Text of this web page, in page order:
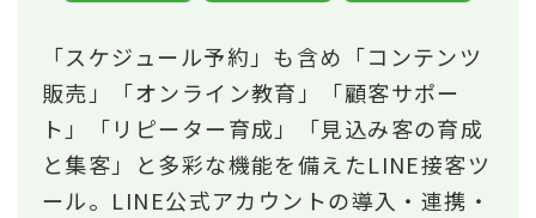
「スケジュール予約」も含め「コンテンツ
販売」「オンライン教育」「顧客サポー
ト」「リピーター育成」「見込み客の育成
と集客」と多彩な機能を備えたLINE接客ツ
ール。LINE公式アカウントの導入・連携・